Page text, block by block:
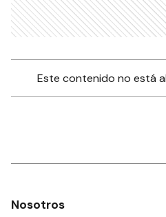
Este contenido no está
Nosotros